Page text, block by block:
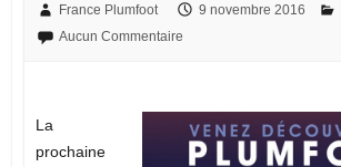
France Plumfoot 9 novembre 2016
Aucun Commentaire
La
prochaine